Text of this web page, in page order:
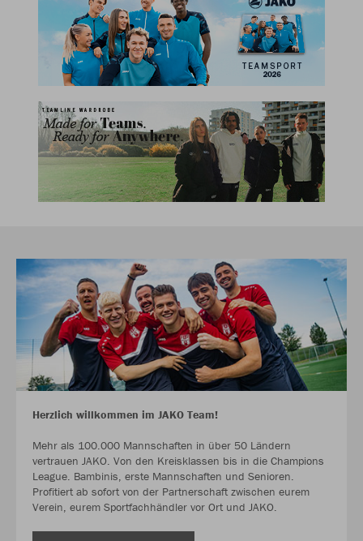
Herzlich willkommen im JAKO Team!
Mehr als 100.000 Mannschaften in über 50 Ländern
vertrauen JAKO. Von den Kreisklassen bis in die Champions
League. Bambinis, erste Mannschaften und Senioren.
Profitiert ab sofort von der Partnerschaft zwischen eurem
Verein, eurem Sportfachhändler vor Ort und JAKO.